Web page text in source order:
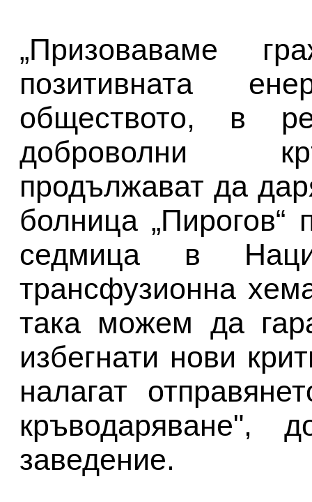
„Призоваваме
позитивната
обществото, в
доброволни
продължават да
болница „Пирогов“
седмица в
трансфузионна
така можем да
избегнати нови
налагат
кръводаряване",
заведение.